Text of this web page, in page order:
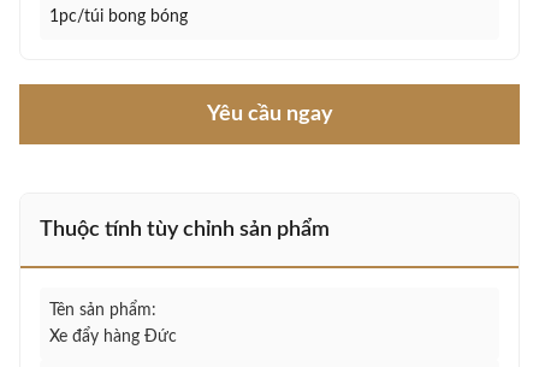
1pc/túi bong bóng
Yêu cầu ngay
Thuộc tính tùy chỉnh sản phẩm
Tên sản phẩm:
Xe đẩy hàng Đức